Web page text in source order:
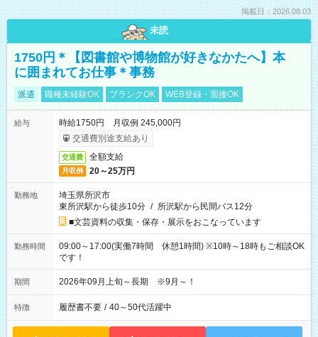
掲載日：2026.08.03
未読
1750円＊【図書館や博物館が好きなかたへ】本
に囲まれてお仕事＊事務
派遣 職種未経験OK ブランクOK WEB登録・面接OK
給与
時給1750円 月収例 245,000円
交通費別途支給あり
交通費 全額支給
月収例 20～25万円
勤務地
埼玉県所沢市
東所沢駅から徒歩10分 / 所沢駅から民間バス12分
■文芸資料の収集・保存・展示をおこなっています
勤務時間
09:00～17:00(実働7時間 休憩1時間) ※10時～18時もご相談OK
です！
期間 2026年09月上旬～長期 ※9月～！
特徴 履歴書不要 / 40～50代活躍中